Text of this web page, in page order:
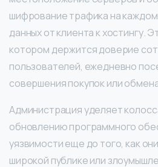
шифрование трафика на
данных от клиента к хостингу.
котором держится доверие
пользователей, ежедневно
совершения покупок или
Администрация уделяет
обновлению программного
уязвимости еще до того, как
широкой публике или